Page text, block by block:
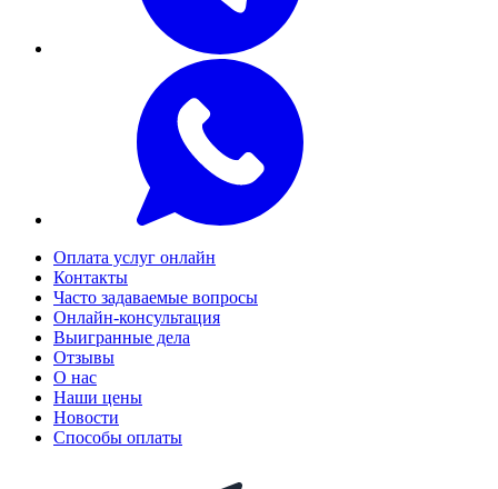
Оплата услуг онлайн
Контакты
Часто задаваемые вопросы
Онлайн-консультация
Выигранные дела
Отзывы
О нас
Наши цены
Новости
Способы оплаты